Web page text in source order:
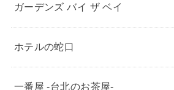
ガーデンズ バイ ザ ベイ
ホテルの蛇口
一番屋 -台北のお茶屋-